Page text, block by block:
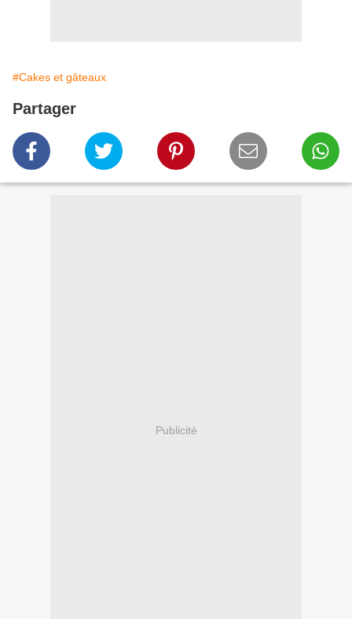
#Cakes et gâteaux
Partager
Publicité